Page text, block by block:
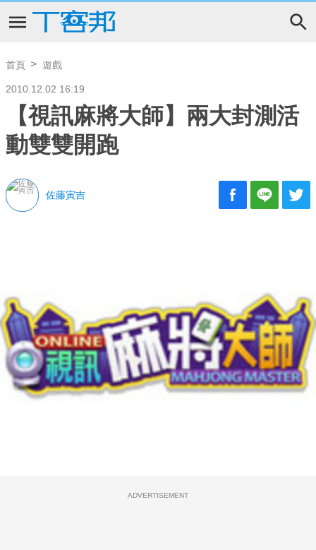
首頁 遊戲
2010.12.02 16:19
【視訊麻將大師】兩大封測活
動雙雙開跑
佐藤寅吉
ADVERTISEMENT